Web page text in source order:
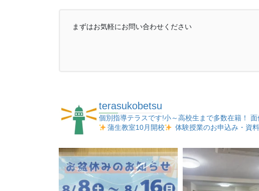
まずはお気軽にお問い合わせください
terasukobetsu
個別指導テラスです!小～高校生まで多数在籍！
面
蒲生教室10月開校
体験授業のお申込み・資